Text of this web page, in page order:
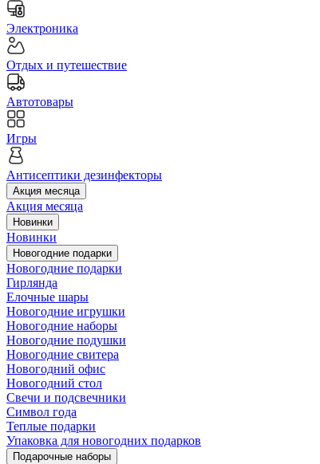
Электроника
Отдых и путешествие
Автотовары
Игры
Антисептики дезинфекторы
Акция месяца
Акция месяца
Новинки
Новинки
Новогодние подарки
Новогодние подарки
Гирлянда
Елочные шары
Новогодние игрушки
Новогодние наборы
Новогодние подушки
Новогодние свитера
Новогодний офис
Новогодний стол
Свечи и подсвечники
Символ года
Теплые подарки
Упаковка для новогодних подарков
Подарочные наборы